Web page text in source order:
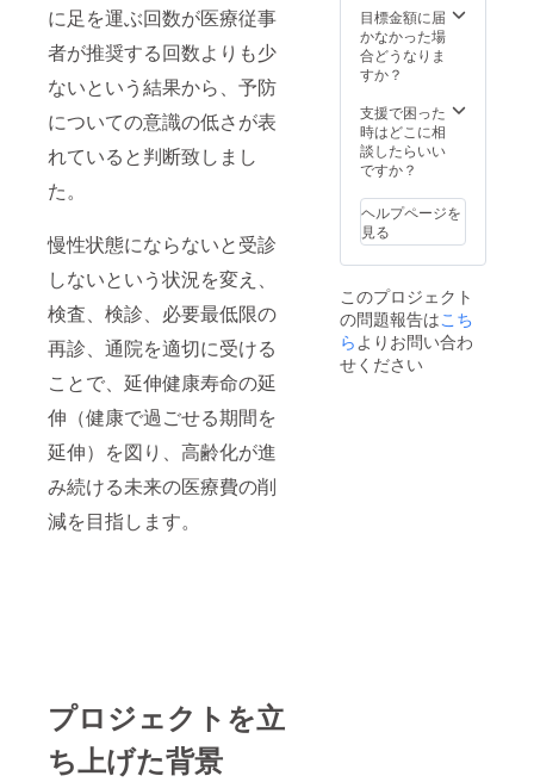
に足を運ぶ回数が医療従事
者が推奨する回数よりも少
ないという結果から、予防
についての意識の低さが表
れていると判断致しまし
た。
慢性状態にならないと受診
しないという状況を変え、
検査、検診、必要最低限の
再診、通院を適切に受ける
ことで、延伸健康寿命の延
伸（健康で過ごせる期間を
延伸）を図り、高齢化が進
み続ける未来の医療費の削
減を目指します。
プロジェクトを立
ち上げた背景
いただ
きます
のでご
また、
作成後
に許可
を得て
公開と
致しま
すの
で、こ
ご安心
下さ
い。 ※
ご訪問
させて
た掲載
にあ
たって
のお写
ちらで
撮影さ
せて頂
きま
影を特
に希望
される
箇所
けてほ
しい箇
所のご
希望も
ご遠慮
りま
す。 記
事イ
メージ
ら
https://
osaka-
kenko.n
/clinic0
04151/
施設
紹介記
らから
必要情
報を事
前にお
伝え
目標金額に届
かなかった場
合どうなりま
すか？
支援で困った
時はどこに相
談したらいい
ですか？
ヘルプページを
見る
このプロジェクト
の問題報告はこち
ら よりお問い合わ
せください